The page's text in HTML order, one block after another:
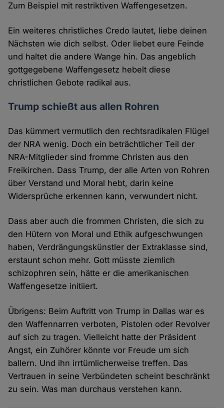
Zum Beispiel mit restriktiven Waffengesetzen.
Ein weiteres christliches Credo lautet, liebe deinen
Nächsten wie dich selbst. Oder liebet eure Feinde
und haltet die andere Wange hin. Das angeblich
gottgegebene Waffengesetz hebelt diese
christlichen Gebote radikal aus.
Trump schießt aus allen Rohren
Das kümmert vermutlich den rechtsradikalen Flügel
der NRA wenig. Doch ein beträchtlicher Teil der
NRA-Mitglieder sind fromme Christen aus den
Freikirchen. Dass Trump, der alle Arten von Rohren
über Verstand und Moral hebt, darin keine
Widersprüche erkennen kann, verwundert nicht.
Dass aber auch die frommen Christen, die sich zu
den Hütern von Moral und Ethik aufgeschwungen
haben, Verdrängungskünstler der Extraklasse sind,
erstaunt schon mehr. Gott müsste ziemlich
schizophren sein, hätte er die amerikanischen
Waffengesetze initiiert.
Übrigens: Beim Auftritt von Trump in Dallas war es
den Waffennarren verboten, Pistolen oder Revolver
auf sich zu tragen. Vielleicht hatte der Präsident
Angst, ein Zuhörer könnte vor Freude um sich
ballern. Und ihn irrtümlicherweise treffen. Das
Vertrauen in seine Verbündeten scheint beschränkt
zu sein. Was man durchaus verstehen kann.